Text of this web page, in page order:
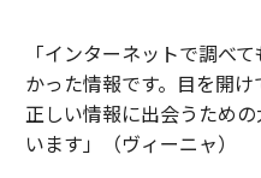
「インターネットで調べ
かった情報です。目を開け
正しい情報に出会うため
います」（ヴィーニャ）